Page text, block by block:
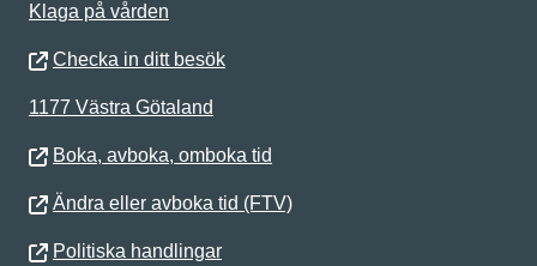
Klaga på vården
Checka in ditt besök
1177 Västra Götaland
Boka, avboka, omboka tid
Ändra eller avboka tid (FTV)
Politiska handlingar